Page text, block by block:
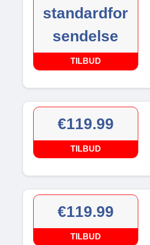
standardfor
sendelse
TILBUD
€119.99
TILBUD
€119.99
TILBUD